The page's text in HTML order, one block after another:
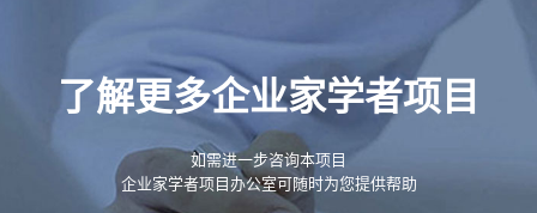
了解更多企业家学者项目
如需进一步咨询本项目
企业家学者项目办公室可随时为您提供帮助